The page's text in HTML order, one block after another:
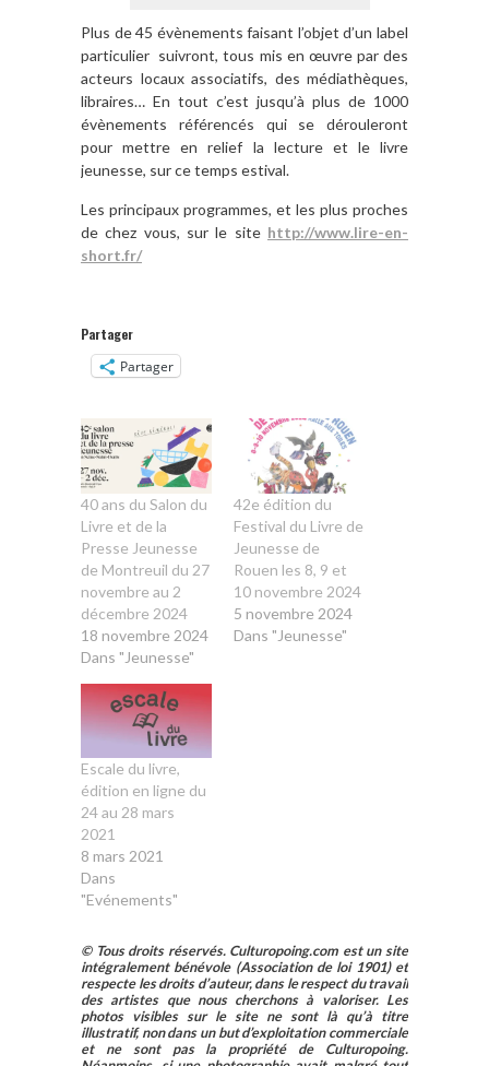
Plus de 45 évènements faisant l’objet d’un label
particulier suivront, tous mis en œuvre par des
acteurs locaux associatifs, des médiathèques,
libraires… En tout c’est jusqu’à plus de 1000
évènements référencés qui se dérouleront
pour mettre en relief la lecture et le livre
jeunesse, sur ce temps estival.
Les principaux programmes, et les plus proches
de chez vous, sur le site http://www.lire-en-
short.fr/
Partager
Partager
40 ans du Salon du
Livre et de la
Presse Jeunesse
de Montreuil du 27
novembre au 2
décembre 2024
18 novembre 2024
Dans "Jeunesse"
42e édition du
Festival du Livre de
Jeunesse de
Rouen les 8, 9 et
10 novembre 2024
5 novembre 2024
Dans "Jeunesse"
Escale du livre,
édition en ligne du
24 au 28 mars
2021
8 mars 2021
Dans
"Evénements"
© Tous droits réservés. Culturopoing.com est un site
intégralement bénévole (Association de loi 1901) et
respecte les droits d’auteur, dans le respect du travail
des artistes que nous cherchons à valoriser. Les
photos visibles sur le site ne sont là qu’à titre
illustratif, non dans un but d’exploitation commerciale
et ne sont pas la propriété de Culturopoing.